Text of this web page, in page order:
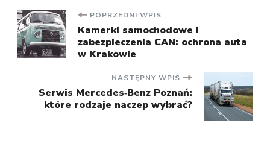
Nawigacja
wpisu
POPRZEDNI WPIS
Kamerki samochodowe i
zabezpieczenia CAN: ochrona auta
w Krakowie
NASTĘPNY WPIS
Serwis Mercedes‑Benz Poznań:
które rodzaje naczep wybrać?